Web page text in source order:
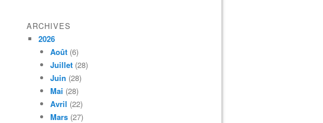
ARCHIVES
2026
Août (6)
Juillet (28)
Juin (28)
Mai (28)
Avril (22)
Mars (27)